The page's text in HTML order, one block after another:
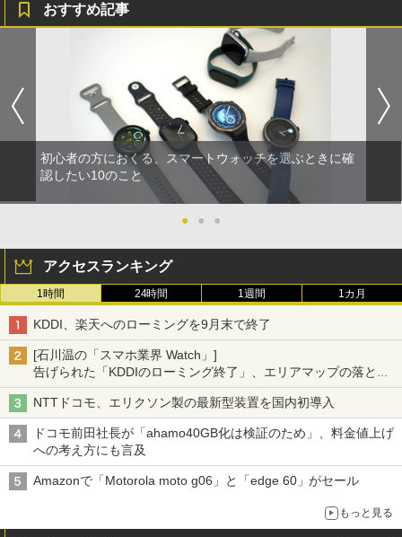
おすすめ記事
初心者の方におくる、スマートウォッチを選ぶときに確
認したい10のこと
● ● ●
アクセスランキング
1時間 24時間 1週間 1カ月
KDDI、楽天へのローミングを9月末で終了
[石川温の「スマホ業界 Watch」]
告げられた「KDDIのローミング終了」、エリアマップの落とし
穴と楽天モバイルの課題
NTTドコモ、エリクソン製の最新型装置を国内初導入
ドコモ前田社長が「ahamo40GB化は検証のため」、料金値上げ
への考え方にも言及
Amazonで「Motorola moto g06」と「edge 60」がセール
もっと見る